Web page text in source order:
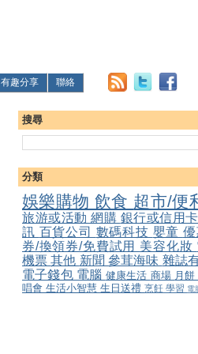
有趣分享 聯絡
搜尋
分類
娛樂購物 飲食 超市/便
旅游或活動 網購 銀行或信用卡
訊 百貨公司 數碼科技 嬰童
券/換領券/免費試用 美容化妝
機票其他 新聞參茸海味 雜誌
電子錢包 電腦 健康生活 商場 月餅
唱會 生活小智慧 生日送禮 烹飪 學習 電